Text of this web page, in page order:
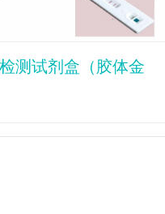
测试剂盒（胶体金